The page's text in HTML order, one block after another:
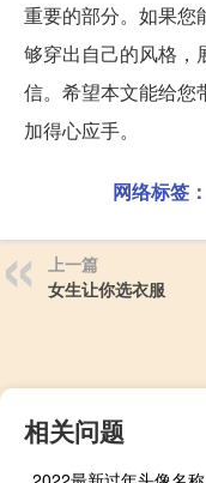
重要的部分。如果您
够穿出自己的风格，
信。希望本文能给您
加得心应手。
网络标签：
上一篇
女生让你选衣服
相关问题